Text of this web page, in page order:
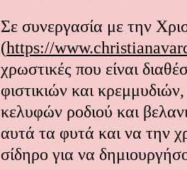
Σε συνεργασία με την
(https://
χρωστικές που είναι
φιστικιών και
κελυφών ροδιού και
αυτά τα φυτά και να την
σίδηρο για να